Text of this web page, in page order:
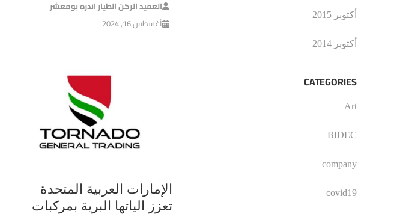
العميد الركن الطيار اندره بومعشر
أغسطس 16, 2024
الإمارات العربية المتحدة
تعزز الياتها البرية بمركبات
أكتوبر 2015
أكتوبر 2014
CATEGORIES
Art
BIDEC
company
covid19